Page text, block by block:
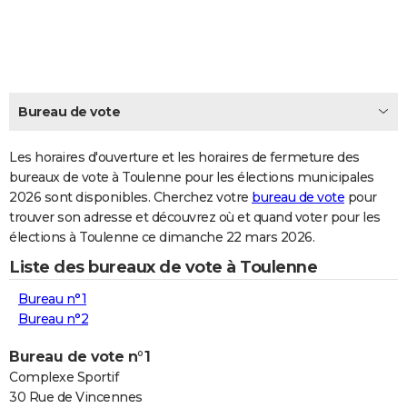
Carte de Noël
Carte Bonne année
Carte Saint-Valentin
Carte Pâques
Carte d'anniversaire
DICTIONNAIRE
Dictionnaire
Biographies
Citations
Expressions
Proverbes
PROGRAMME TV
COPAINS D'AVANT
S'inscrire
Se connecter
Lycées
Collèges
Primaires
Universités
Entreprises
Service militaire
Avis de recherche
AVIS DE DÉCÈS
FORUM
Bricolage
Lifestyle
Culture
Sport
Auto
Television
Voyage
Cinema
Bureau de vote
Les horaires d'ouverture et les horaires de fermeture des
bureaux de vote à Toulenne pour les élections municipales
2026 sont disponibles. Cherchez votre bureau de vote pour
trouver son adresse et découvrez où et quand voter pour les
élections à Toulenne ce dimanche 22 mars 2026.
Liste des bureaux de vote à Toulenne
Bureau n°1
Bureau n°2
Bureau de vote n°1
Complexe Sportif
30 Rue de Vincennes